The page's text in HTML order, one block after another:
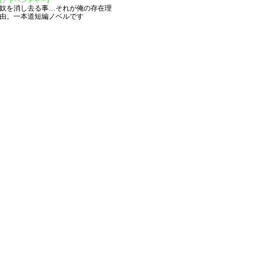
奴を消し去る事…それが俺の存在理
由。一本道短編ノベルです